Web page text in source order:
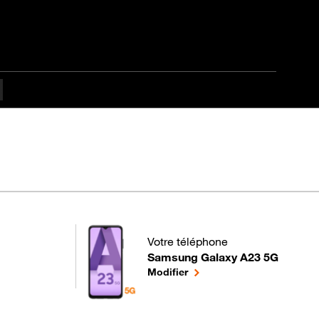
Débutant
Votre téléphone
Samsung Galaxy A23 5G
pour votre Samsung Galaxy A23
Modifierle téléphone sélectionné